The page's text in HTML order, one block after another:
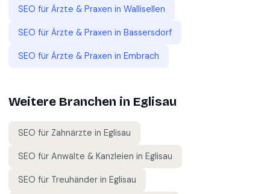
SEO für Ärzte & Praxen in Wallisellen
SEO für Ärzte & Praxen in Bassersdorf
SEO für Ärzte & Praxen in Embrach
Weitere Branchen in Eglisau
SEO für Zahnärzte in Eglisau
SEO für Anwälte & Kanzleien in Eglisau
SEO für Treuhänder in Eglisau